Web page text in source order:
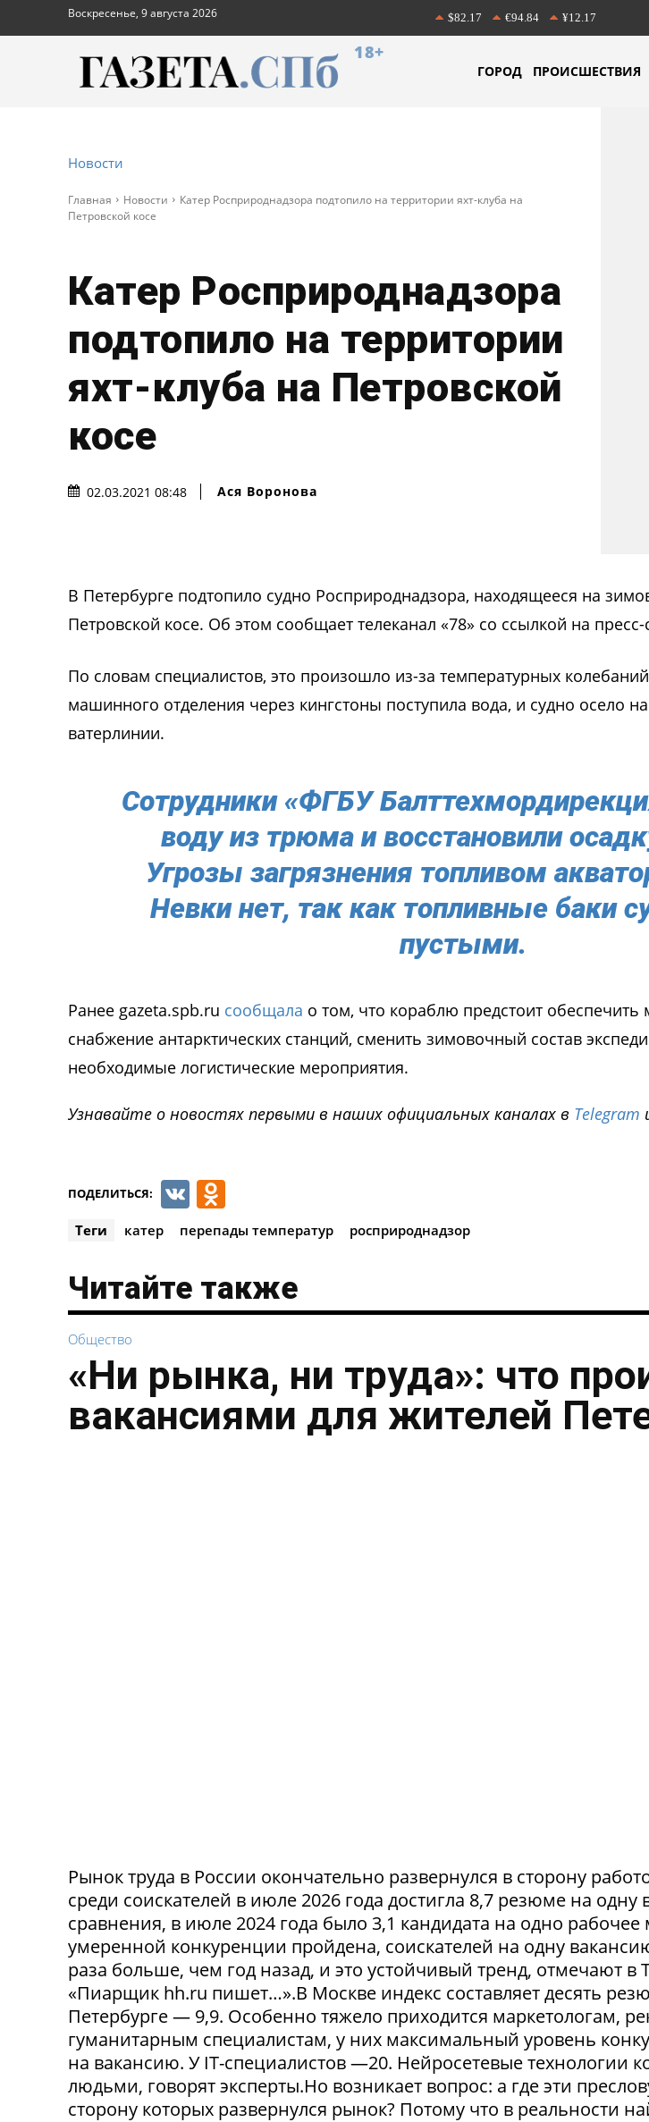
Воскресенье, 9 августа 2026 $82.17 €94.84 ¥12.17
18+
ГОРОД ПРОИСШЕСТВИЯ
Новости
Главная Новости
Катер Росприроднадзора подтопило на территории яхт-клуба на
Петровской косе
Катер Росприроднадзора
подтопило на территории
яхт-клуба на Петровской
косе
02.03.2021 08:48 Ася Воронова
В Петербурге подтопило судно Росприроднадзора, находящееся на
Петровской косе. Об этом сообщает телеканал «78» со ссылкой на
По словам специалистов, это произошло из-за температурных
машинного отделения через кингстоны поступила вода, и судно осело
ватерлинии.
Сотрудники «ФГБУ
воду из трюма и восстановили
Угрозы загрязнения топливом
Невки нет, так как топливные баки
пустыми.
Ранее gazeta.spb.ru сообщала о том, что кораблю предстоит обеспечить
снабжение антарктических станций, сменить зимовочный состав
необходимые логистические мероприятия.
Узнавайте о новостях первыми в наших официальных каналах в Telegram
ПОДЕЛИТЬСЯ: VK
Теги катер перепады температур росприроднадзор
Читайте также
Общество
«Ни рынка, ни труда»: что
вакансиями для жителей
Рынок труда в России окончательно развернулся в сторону
среди соискателей в июле 2026 года достигла 8,7 резюме на одну
сравнения, в июле 2024 года было 3,1 кандидата на одно
умеренной конкуренции пройдена, соискателей на одну
раза больше, чем год назад, и это устойчивый тренд, отмечают в
«Пиарщик hh.ru пишет…».В Москве индекс составляет десять
Петербурге — 9,9. Особенно тяжело приходится маркетологам,
гуманитарным специалистам, у них максимальный уровень
на вакансию. У IT-специалистов —20. Нейросетевые технологии
людьми, говорят эксперты.Но возникает вопрос: а где эти
сторону которых развернулся рынок? Потому что в реальности